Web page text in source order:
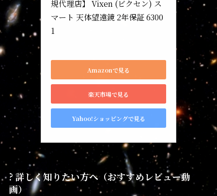
規代理店】 Vixen (ビクセン) ス
マート 天体望遠鏡 2年保証 6300
1
Amazonで見る
楽天市場で見る
Yahoo!ショッピングで見る
? 詳しく知りたい方へ（おすすめレビュー動
画）